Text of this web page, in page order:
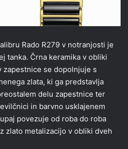
Rado R279 v notranjosti je
tanka. Črna keramika v obliki
se dopolnjuje s
zlata, ki ga predstavlja
delu zapestnice ter
in barvno usklajenem
povezuje od roba do roba
zlato metalizacijo v obliki dveh